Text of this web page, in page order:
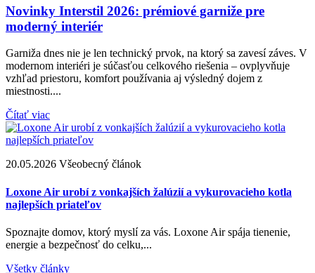
Novinky Interstil 2026: prémiové garniže pre
moderný interiér
Garniža dnes nie je len technický prvok, na ktorý sa zavesí záves. V
modernom interiéri je súčasťou celkového riešenia – ovplyvňuje
vzhľad priestoru, komfort používania aj výsledný dojem z
miestnosti....
Čítať viac
20.05.2026 Všeobecný článok
Loxone Air urobí z vonkajších žalúzií a vykurovacieho kotla
najlepších priateľov
Spoznajte domov, ktorý myslí za vás. Loxone Air spája tienenie,
energie a bezpečnosť do celku,...
Všetky články